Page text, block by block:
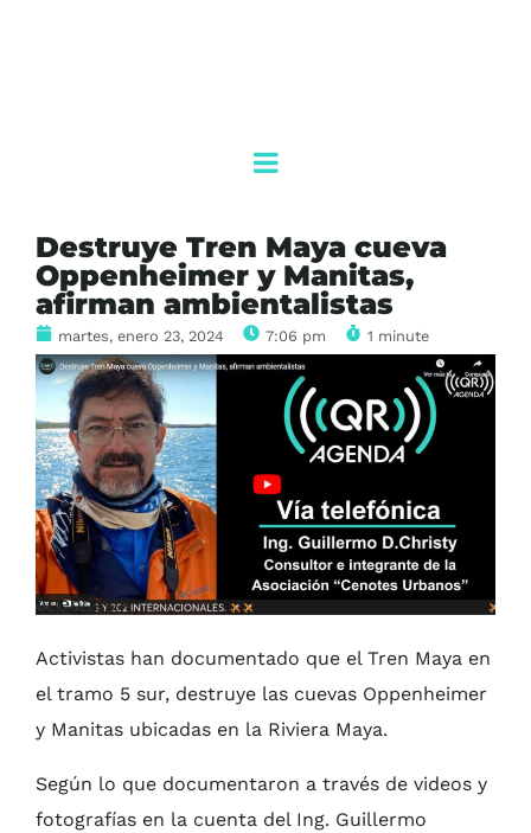
Destruye Tren Maya cueva
Oppenheimer y Manitas,
afirman ambientalistas
martes, enero 23, 2024 7:06 pm 1 minute
AgendaQR
Activistas han documentado que el Tren Maya en
el tramo 5 sur, destruye las cuevas Oppenheimer
y Manitas ubicadas en la Riviera Maya.
Según lo que documentaron a través de videos y
fotografías en la cuenta del Ing. Guillermo